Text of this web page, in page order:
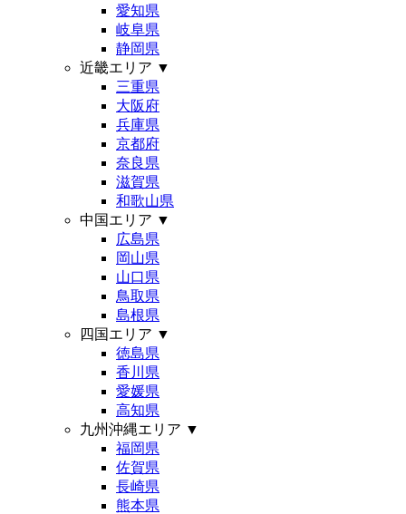
愛知県
岐阜県
静岡県
近畿エリア ▼
三重県
大阪府
兵庫県
京都府
奈良県
滋賀県
和歌山県
中国エリア ▼
広島県
岡山県
山口県
鳥取県
島根県
四国エリア ▼
徳島県
香川県
愛媛県
高知県
九州沖縄エリア ▼
福岡県
佐賀県
長崎県
熊本県